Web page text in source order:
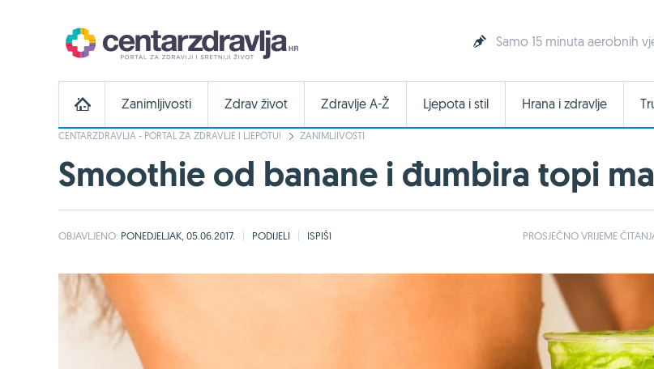
Samo 15 minuta aerobnih
Zanimljivosti Zdrav život Zdravlje A-Ž Ljepota i stil Hrana i zdravlje
CENTARZDRAVLJA - PORTAL ZA ZDRAVLJE I LJEPOTU! ZANIMLJIVOSTI
Smoothie od banane i đumbira topi
OBJAVLJENO: PONEDJELJAK, 05.06.2017. PODIJELI ISPIŠI PROSJEČNOVRIJEME